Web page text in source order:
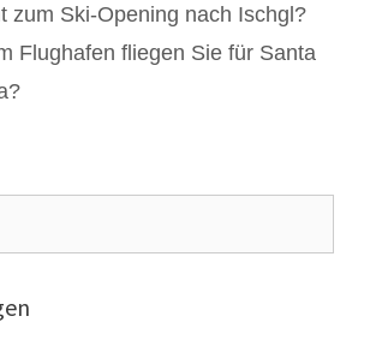
zum Ski-Opening nach Ischgl?
​​Flughafen fliegen Sie für Santa